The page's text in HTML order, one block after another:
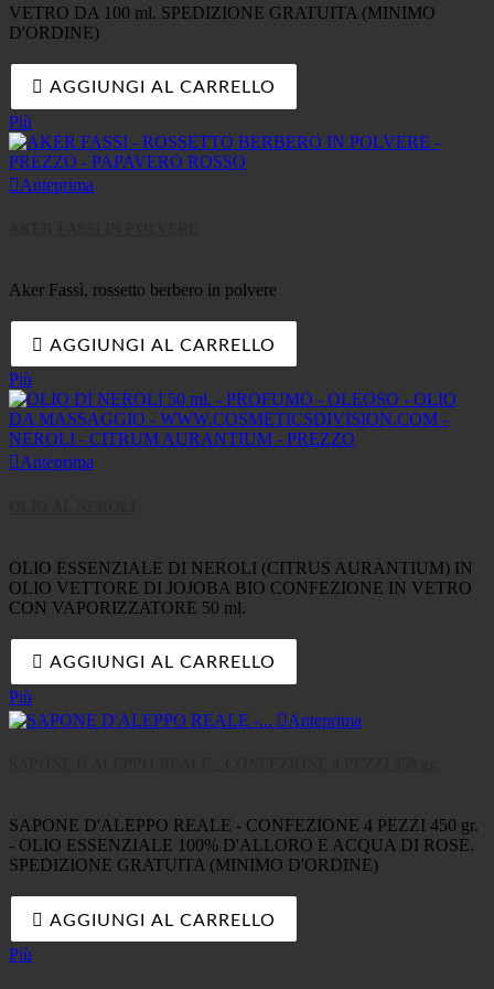
VETRO DA 100 ml. SPEDIZIONE GRATUITA (MINIMO
D'ORDINE)
 AGGIUNGI AL CARRELLO
Più
Anteprima
Aker Fassì, rossetto berbero in polvere
AGGIUNGI AL CARRELLO
Più
Anteprima
OLIO ESSENZIALE DI NEROLI (CITRUS AURANTIUM) IN
OLIO VETTORE DI JOJOBA BIO CONFEZIONE IN VETRO
CON VAPORIZZATORE 50 ml.
 AGGIUNGI AL CARRELLO
Più
Anteprima
SAPONE D'ALEPPO REALE - CONFEZIONE 4 PEZZI 450 gr.
- OLIO ESSENZIALE 100% D'ALLORO E ACQUA DI ROSE.
SPEDIZIONE GRATUITA (MINIMO D'ORDINE)
AGGIUNGI AL CARRELLO
Più